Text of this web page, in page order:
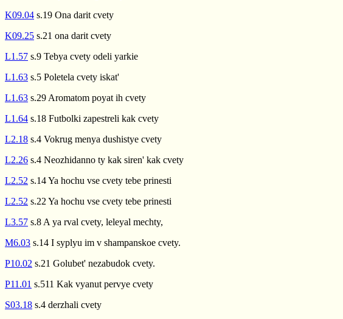
K09.04 s.19 Ona darit cvety
K09.25 s.21 ona darit cvety
L1.57 s.9 Tebya cvety odeli yarkie
L1.63 s.5 Poletela cvety iskat'
L1.63 s.29 Aromatom poyat ih cvety
L1.64 s.18 Futbolki zapestreli kak cvety
L2.18 s.4 Vokrug menya dushistye cvety
L2.26 s.4 Neozhidanno ty kak siren' kak cvety
L2.52 s.14 Ya hochu vse cvety tebe prinesti
L2.52 s.22 Ya hochu vse cvety tebe prinesti
L3.57 s.8 A ya rval cvety, leleyal mechty,
M6.03 s.14 I syplyu im v shampanskoe cvety.
P10.02 s.21 Golubet' nezabudok cvety.
P11.01 s.511 Kak vyanut pervye cvety
S03.18 s.4 derzhali cvety